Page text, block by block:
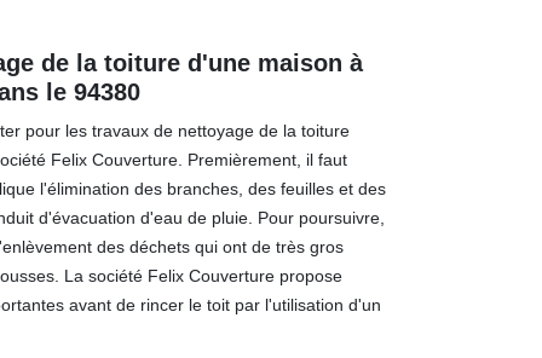
de la toiture d'une maison à
le 94380
pour les travaux de nettoyage de la toiture
Felix Couverture. Premièrement, il faut
l'élimination des branches, des feuilles et des
d'évacuation d'eau de pluie. Pour poursuivre,
des déchets qui ont de très gros
La société Felix Couverture propose
avant de rincer le toit par l'utilisation d'un